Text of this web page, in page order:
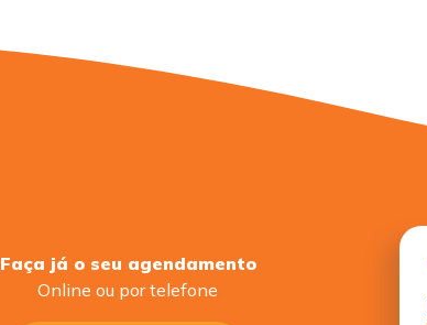
Faça já o seu agendamento
Online ou por telefone